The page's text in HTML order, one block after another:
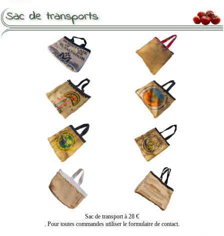
Sac de transports
Sac de transport à 28 €
. Pour toutes commandes utiliser le formulaire de contact.